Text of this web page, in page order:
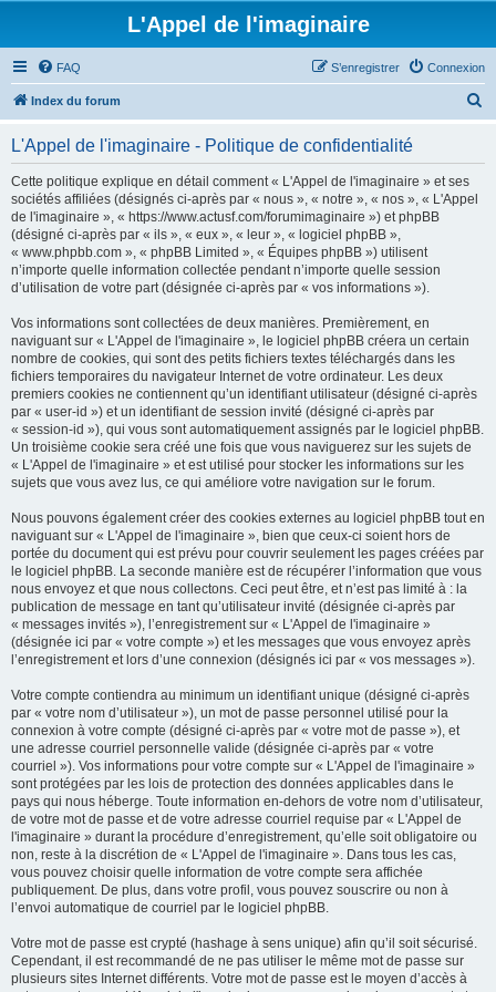
L'Appel de l'imaginaire
FAQ Connexion
S’enregistrer
Index du forum
L'Appel de l'imaginaire - Politique de confidentialité
Cette politique explique en détail comment « L'Appel de l'imaginaire » et ses
sociétés affiliées (désignés ci-après par « nous », « notre », « nos », « L'Appel
de l'imaginaire », « https://www.actusf.com/forumimaginaire ») et phpBB
(désigné ci-après par « ils », « eux », « leur », « logiciel phpBB »,
« www.phpbb.com », « phpBB Limited », « Équipes phpBB ») utilisent
n’importe quelle information collectée pendant n’importe quelle session
d’utilisation de votre part (désignée ci-après par « vos informations »).
Vos informations sont collectées de deux manières. Premièrement, en
naviguant sur « L'Appel de l'imaginaire », le logiciel phpBB créera un certain
nombre de cookies, qui sont des petits fichiers textes téléchargés dans les
fichiers temporaires du navigateur Internet de votre ordinateur. Les deux
premiers cookies ne contiennent qu’un identifiant utilisateur (désigné ci-après
par « user-id ») et un identifiant de session invité (désigné ci-après par
« session-id »), qui vous sont automatiquement assignés par le logiciel phpBB.
Un troisième cookie sera créé une fois que vous naviguerez sur les sujets de
« L'Appel de l'imaginaire » et est utilisé pour stocker les informations sur les
sujets que vous avez lus, ce qui améliore votre navigation sur le forum.
Nous pouvons également créer des cookies externes au logiciel phpBB tout en
naviguant sur « L'Appel de l'imaginaire », bien que ceux-ci soient hors de
portée du document qui est prévu pour couvrir seulement les pages créées par
le logiciel phpBB. La seconde manière est de récupérer l’information que vous
nous envoyez et que nous collectons. Ceci peut être, et n’est pas limité à : la
publication de message en tant qu’utilisateur invité (désignée ci-après par
« messages invités »), l’enregistrement sur « L'Appel de l'imaginaire »
(désignée ici par « votre compte ») et les messages que vous envoyez après
l’enregistrement et lors d’une connexion (désignés ici par « vos messages »).
Votre compte contiendra au minimum un identifiant unique (désigné ci-après
par « votre nom d’utilisateur »), un mot de passe personnel utilisé pour la
connexion à votre compte (désigné ci-après par « votre mot de passe »), et
une adresse courriel personnelle valide (désignée ci-après par « votre
courriel »). Vos informations pour votre compte sur « L'Appel de l'imaginaire »
sont protégées par les lois de protection des données applicables dans le
pays qui nous héberge. Toute information en-dehors de votre nom d’utilisateur,
de votre mot de passe et de votre adresse courriel requise par « L'Appel de
l'imaginaire » durant la procédure d’enregistrement, qu’elle soit obligatoire ou
non, reste à la discrétion de « L'Appel de l'imaginaire ». Dans tous les cas,
vous pouvez choisir quelle information de votre compte sera affichée
publiquement. De plus, dans votre profil, vous pouvez souscrire ou non à
l’envoi automatique de courriel par le logiciel phpBB.
Votre mot de passe est crypté (hashage à sens unique) afin qu’il soit sécurisé.
Cependant, il est recommandé de ne pas utiliser le même mot de passe sur
plusieurs sites Internet différents. Votre mot de passe est le moyen d’accès à